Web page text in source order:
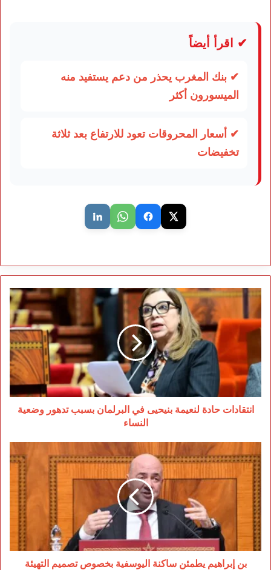
✔ اقرأ أيضاً
✔ بنك المغرب يحذر من دعم يستفيد منه
الميسورون أكثر
✔ أسعار المحروقات تعود للارتفاع بعد ثلاثة
تخفيضات
انتقادات
حادة
لنعيمة
بنيحيى
في
البرلمان
بسبب
تدهور
وضعية
النساء
انتقادات حادة لنعيمة بنيحيى في البرلمان بسبب تدهور وضعية
النساء
بن
إبراهيم
يطمئن
ساكنة
اليوسفية
بخصوص
تصميم
التهيئة
بن إبراهيم يطمئن ساكنة اليوسفية بخصوص تصميم التهيئة